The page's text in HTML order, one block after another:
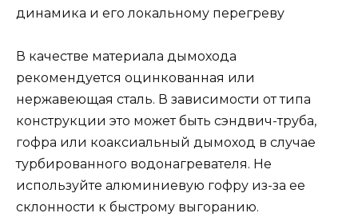
динамика и его локальному перегреву
В качестве материала дымохода
рекомендуется оцинкованная или
нержавеющая сталь. В зависимости от типа
конструкции это может быть сэндвич-труба,
гофра или коаксиальный дымоход в случае
турбированного водонагревателя. Не
используйте алюминиевую гофру из-за ее
склонности к быстрому выгоранию.